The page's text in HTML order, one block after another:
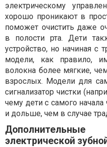
электрическому
хорошо проникают в
поможет очистить даже
в полости рта. Дети
устройство, но начиная с
модели, как правило,
волокна более мягкие,
взрослых. Модели для
сигнализатор чистки
чему дети с самого
и дольше, чем в случае
электрической